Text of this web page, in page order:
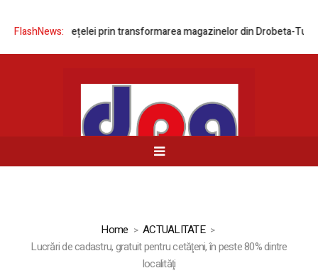
FlashNews:rețelei prin transformarea magazinelor din Drobeta-Turnu
Home
ACTUALITATE
Lucrări de cadastru, gratuit pentru cetăţeni, în peste 80% dintre
localităţi